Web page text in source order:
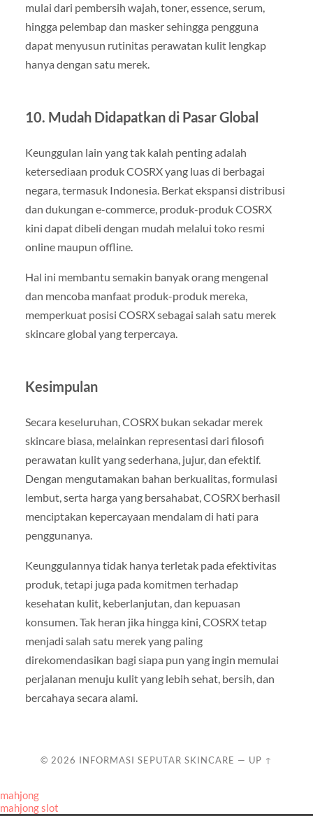
mulai dari pembersih wajah, toner, essence, serum,
hingga pelembap dan masker sehingga pengguna
dapat menyusun rutinitas perawatan kulit lengkap
hanya dengan satu merek.
10. Mudah Didapatkan di Pasar Global
Keunggulan lain yang tak kalah penting adalah
ketersediaan produk COSRX yang luas di berbagai
negara, termasuk Indonesia. Berkat ekspansi distribusi
dan dukungan e-commerce, produk-produk COSRX
kini dapat dibeli dengan mudah melalui toko resmi
online maupun offline.
Hal ini membantu semakin banyak orang mengenal
dan mencoba manfaat produk-produk mereka,
memperkuat posisi COSRX sebagai salah satu merek
skincare global yang terpercaya.
Kesimpulan
Secara keseluruhan, COSRX bukan sekadar merek
skincare biasa, melainkan representasi dari filosofi
perawatan kulit yang sederhana, jujur, dan efektif.
Dengan mengutamakan bahan berkualitas, formulasi
lembut, serta harga yang bersahabat, COSRX berhasil
menciptakan kepercayaan mendalam di hati para
penggunanya.
Keunggulannya tidak hanya terletak pada efektivitas
produk, tetapi juga pada komitmen terhadap
kesehatan kulit, keberlanjutan, dan kepuasan
konsumen. Tak heran jika hingga kini, COSRX tetap
menjadi salah satu merek yang paling
direkomendasikan bagi siapa pun yang ingin memulai
perjalanan menuju kulit yang lebih sehat, bersih, dan
bercahaya secara alami.
© 2026 INFORMASI SEPUTAR SKINCARE — UP ↑
mahjong
mahjong slot